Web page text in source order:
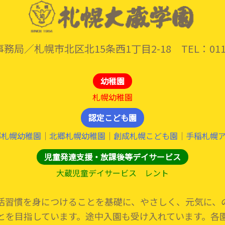
務局／札幌市北区北15条西1丁目2-18 TEL：
幼稚園
札幌幼稚園
認定こども園
幌幼稚園 ｜ 北郷札幌幼稚園 ｜ 創成札幌こども園 ｜ 手稲札幌
児童発達支援・放課後等デイサービス
大蔵児童デイサービス レント
慣を身につけることを基礎に、やさしく、元気に
を目指しています。途中入園も受け入れています。各